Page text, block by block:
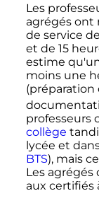
Les
agrégés
de service
et de 15
estime
moins une
(préparation
professeurs
collège
lycée et
BTS), mais
Les
aux certifiés